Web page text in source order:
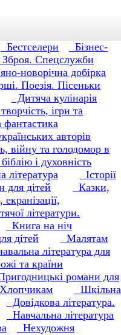
Бестселери
Бізнес-
Зброя. Спецслужби
новорічна добірка
Поезія. Пісеньки
Дитяча кулінарія
ігри та
фантастика
авторів
війну та голодомор в
і духовність
література
Історії
для дітей
Казки,
літератури.
Книга на ніч
дітей
Малятам
література для
та країни
романи для
Хлопчикам
Шкільна
Довідкова література.
Навчальна література
Нехудожня